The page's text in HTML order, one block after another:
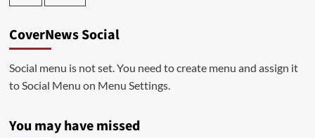
CoverNews Social
Social menu is not set. You need to create menu and assign it
to Social Menu on Menu Settings.
You may have missed